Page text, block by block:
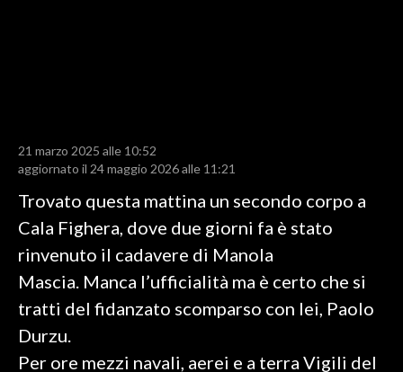
CALCIO REGIONALE
BASKET
VOLLEY
MOTORI
TENNIS
ALTRI SPORT
CULTURA
21 marzo 2025 alle 10:52
aggiornato il 24 maggio 2026 alle 11:21
Trovato questa mattina un secondo corpo a
Cala Fighera, dove due giorni fa è stato
rinvenuto il cadavere di Manola
Mascia. Manca l’ufficialità ma è certo che si
tratti del fidanzato scomparso con lei, Paolo
Durzu.
Per ore mezzi navali, aerei e a terra Vigili del